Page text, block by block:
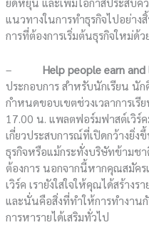
แนวทางในการทำธุรกิจไปอย่าง
การที่ต้องการเริ่มต้นธุรกิจใหม่
–Help people earn and
ประกอบการ สำหรับนักเรียน นั
กำหนดขอบเขตช่วงเวลาการเ
17.00 น. แพลตฟอร์มฟาสต์เวิร์
เกี่ยวประสบการณ์ที่เปิดกว้างยิ่
ธุรกิจหรือแม้กระทั่งบริษัทข้ามชา
ต้องการ นอกจากนี้หากคุณสมั
เวิร์ค เรายังใส่ใจให้คุณได้สร้าง
และนั่นคือสิ่งที่ทำให้การทำงาน
การหารายได้เสริมทั่วไป